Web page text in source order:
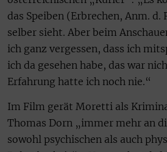
das Speiben (Erbrechen, Anm. d.
selber sieht. Aber beim
ich ganz vergessen, dass ich
ich da gesehen habe, das war
Erfahrung hatte ich noch nie.“
Im Film gerät Moretti als
Thomas Dorn „immer mehr an
sowohl psychischen als auch